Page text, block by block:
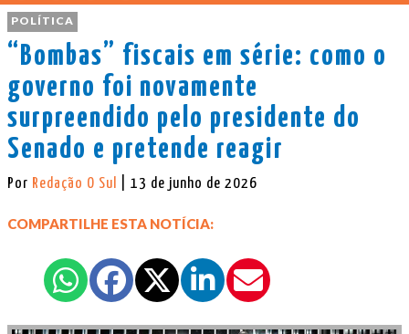
POLÍTICA
“Bombas” fiscais em série: como o
governo foi novamente
surpreendido pelo presidente do
Senado e pretende reagir
Por Redação O Sul | 13 de junho de 2026
COMPARTILHE ESTA NOTÍCIA: